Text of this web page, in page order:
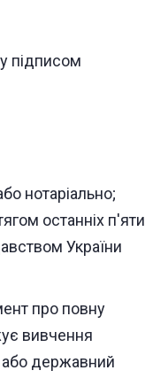
підписом
нотаріально;
останніх п'яти
України
про повну
вивчення
або державний